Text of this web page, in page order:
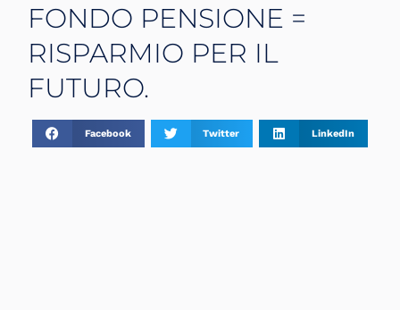
FONDO PENSIONE =
RISPARMIO PER IL
FUTURO.
Facebook Twitter LinkedIn